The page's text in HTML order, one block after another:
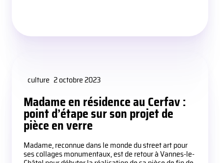
culture 2 octobre 2023
Madame en résidence au Cerfav :
point d’étape sur son projet de
pièce en verre
Madame, reconnue dans le monde du street art pour
ses collages monumentaux, est de retour à Vannes-le-